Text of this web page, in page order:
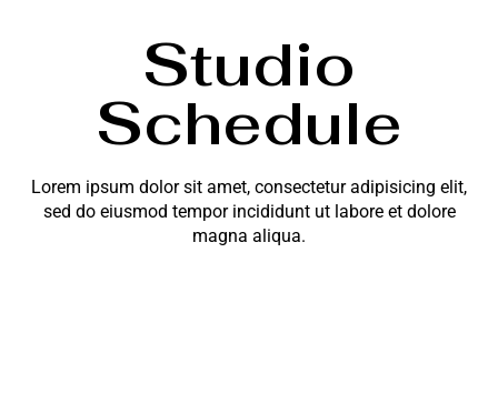
Studio
Schedule
Lorem ipsum dolor sit amet, consectetur adipisicing elit,
sed do eiusmod tempor incididunt ut labore et dolore
magna aliqua.